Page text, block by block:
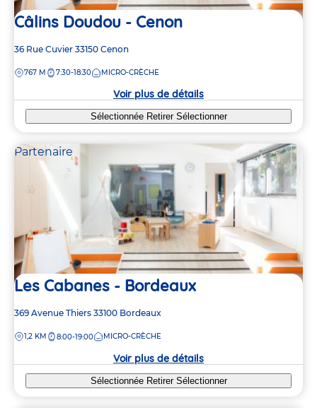
Câlins Doudou - Cenon
Adresse
la
36 Rue Cuvier 33150 Cenon
DISTANCE
767 M 7:30-18:30 MICRO-CRÈCHE
Voir plus de détails
Sélectionnée Retirer Sélectionner
Partenaire
Les Cabanes - Bordeaux
Adresse
la
369 Avenue Thiers 33100 Bordeaux
DISTANCE
1,2 KM 8:00-19:00 MICRO-CRÈCHE
Voir plus de détails
Sélectionnée Retirer Sélectionner